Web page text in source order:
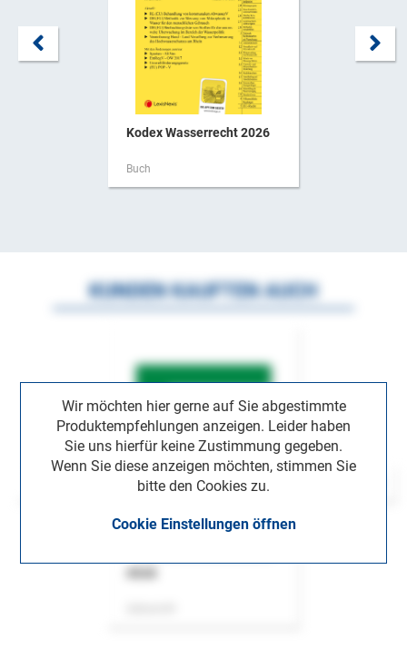
Kodex Wasserrecht 2026
Buch
Wir möchten hier gerne auf Sie abgestimmte
Produktempfehlungen anzeigen. Leider haben
Sie uns hierfür keine Zustimmung gegeben.
Wenn Sie diese anzeigen möchten, stimmen Sie
bitte den Cookies zu.
Cookie Einstellungen öffnen
KUNDEN KAUFTEN AUCH